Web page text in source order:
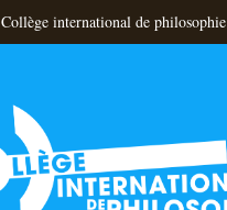
Collège international de philosophie